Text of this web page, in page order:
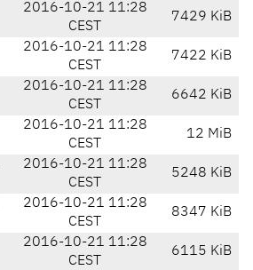
2016-10-21 11:28
CEST
7429 KiB
2016-10-21 11:28
CEST
7422 KiB
2016-10-21 11:28
CEST
6642 KiB
2016-10-21 11:28
CEST
12 MiB
2016-10-21 11:28
CEST
5248 KiB
2016-10-21 11:28
CEST
8347 KiB
2016-10-21 11:28
CEST
6115 KiB